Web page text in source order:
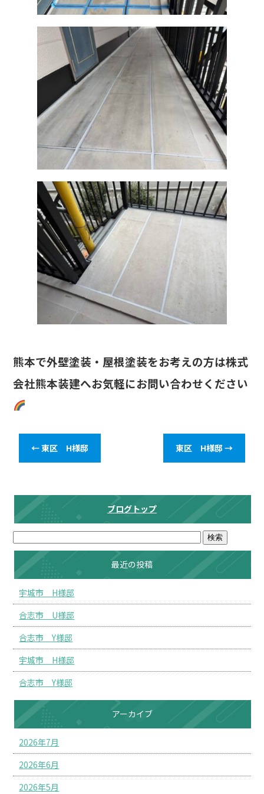
熊本で外壁塗装・屋根塗装をお考えの方は株式
会社熊本装建へお気軽にお問い合わせください
←東区 H様邸 東区 H様邸 →
ブログトップ
最近の投稿
宇城市 H様邸
合志市 U様邸
合志市 Y様邸
宇城市 H様邸
合志市 Y様邸
アーカイブ
2026年7月
2026年6月
2026年5月